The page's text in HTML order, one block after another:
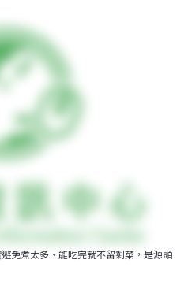
免煮太多、能吃完就不留剩菜，是源頭